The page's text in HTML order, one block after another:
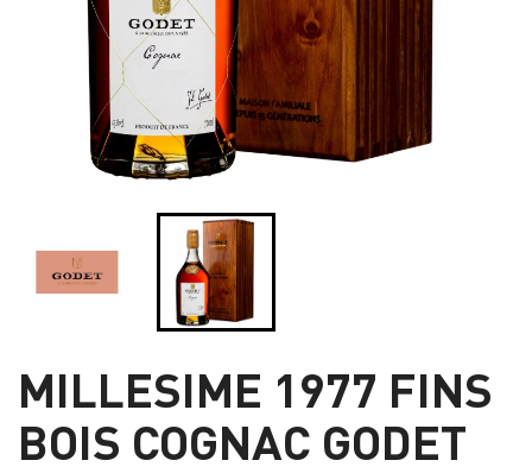
MILLESIME 1977 FINS
BOIS COGNAC GODET